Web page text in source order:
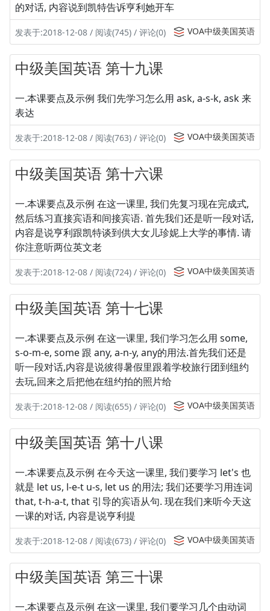
的对话, 内容说到凯特告诉亨利她开车
发表于:2018-12-08 / 阅读(745) / 评论(0) VOA中级美国英语
中级美国英语 第十九课
一.本课要点及示例 我们先学习怎么用 ask, a-s-k, ask 来
表达
发表于:2018-12-08 / 阅读(763) / 评论(0) VOA中级美国英语
中级美国英语 第十六课
一.本课要点及示例 在这一课里, 我们先复习现在完成式,
然后练习直接宾语和间接宾语. 首先我们还是听一段对话,
内容是说亨利跟凯特谈到供大女儿珍妮上大学的事情. 请
你注意听两位英文老
发表于:2018-12-08 / 阅读(724) / 评论(0) VOA中级美国英语
中级美国英语 第十七课
一.本课要点及示例 在这一课里, 我们学习怎么用 some,
s-o-m-e, some 跟 any, a-n-y, any的用法.首先我们还是
听一段对话,内容是说彼得暑假里跟着学校旅行团到纽约
去玩,回来之后把他在纽约拍的照片给
发表于:2018-12-08 / 阅读(655) / 评论(0) VOA中级美国英语
中级美国英语 第十八课
一.本课要点及示例 在今天这一课里, 我们要学习 let's 也
就是 let us, l-e-t u-s, let us 的用法; 我们还要学习用连词
that, t-h-a-t, that 引导的宾语从句. 现在我们来听今天这
一课的对话, 内容是说亨利提
发表于:2018-12-08 / 阅读(673) / 评论(0) VOA中级美国英语
中级美国英语 第三十课
一.本课要点及示例 在这一课里, 我们要学习几个由动词